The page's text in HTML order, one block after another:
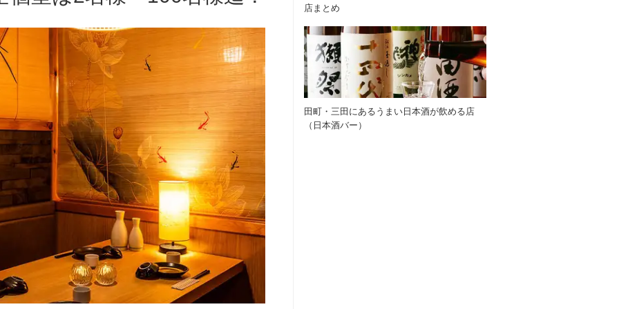
店まとめ
田町・三田にあるうまい日本酒が飲める店
（日本酒バー）